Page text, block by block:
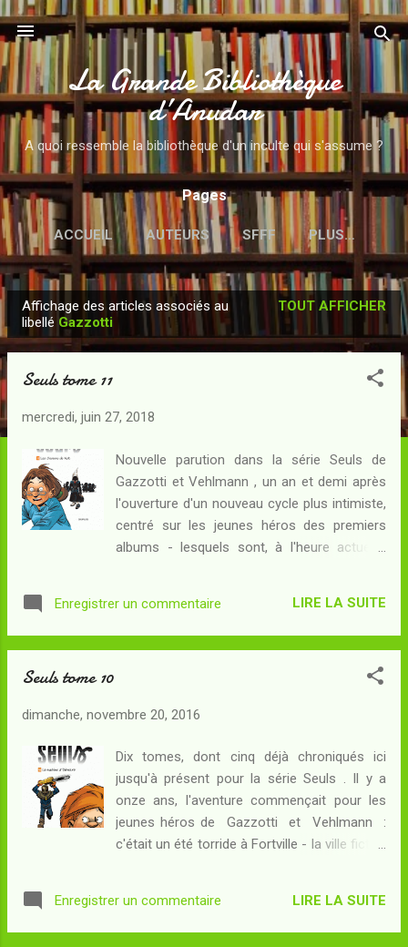
Accéder au contenu principal
La Grande Bibliothèque
d’Anudar
A quoi ressemble la bibliothèque d'un inculte qui s'assume ?
Pages
ACCUEIL AUTEURS SFFF PLUS…
r
Affichage des articles associés au
libellé Gazzotti
TOUT AFFICHER
Seuls tome 11
mercredi, juin 27, 2018
Nouvelle parution dans la série Seuls de
Gazzotti et Vehlmann , un an et demi après
l'ouverture d'un nouveau cycle plus intimiste,
centré sur les jeunes héros des premiers
albums - lesquels sont, à l'heure actuelle,
avait son heure de gloire (?) c'est au tour de
Yvan de passer sur le devant de la scène...
combinaison du cadenas qui protégeait le
installé dans un village de bord de mer où il a
confortable. Bien que la pêche soit bonne,
ses amis lui manquent - et il a par ailleurs la
nette impression de ne pas être tout à fait
seul dans cette localité abandonnée...
Pourtant, ce n'est pas de son discret voisin
désormais l'élue des Terres Basses, lui rend
Enregistrer un commentaire LIRE LA SUITE
Seuls tome 10
dimanche, novembre 20, 2016
Dix tomes, dont cinq déjà chroniqués ici
jusqu'à présent pour la série Seuls . Il y a
onze ans, l'aventure commençait pour les
jeunes héros de Gazzotti et Vehlmann :
c'était un été torride à Fortville - la ville fictive
monde avant de se rencontrer puis de
décider, à la faveur de quelques événements
Enregistrer un commentaire LIRE LA SUITE